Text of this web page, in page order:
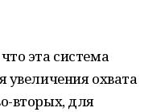
эта система
увеличения охвата
вторых, для